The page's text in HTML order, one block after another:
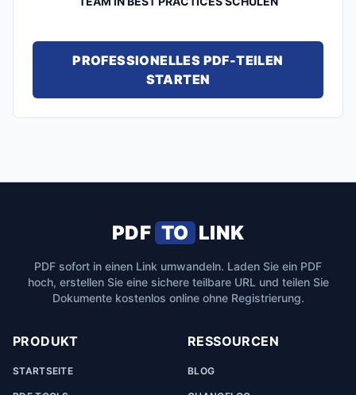
PROFESSIONELLES PDF-TEILEN
STARTEN
PDF TO LINK
PDF sofort in einen Link umwandeln. Laden Sie ein PDF
hoch, erstellen Sie eine sichere teilbare URL und teilen Sie
Dokumente kostenlos online ohne Registrierung.
PRODUKT
STARTSEITE
RESSOURCEN
BLOG